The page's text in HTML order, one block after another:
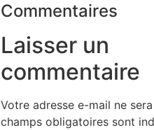
Commentaires
Laisser un
commentaire
Votre adresse e-mail ne
champs obligatoires sont